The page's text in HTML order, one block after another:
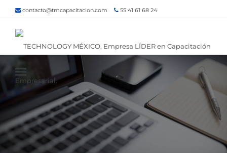
contacto@tmcapacitacion.com 55 41 61 68 24
55 47 60 80 49
Inicio ¿Quiénes somos? Contacto
¡Siguenos!